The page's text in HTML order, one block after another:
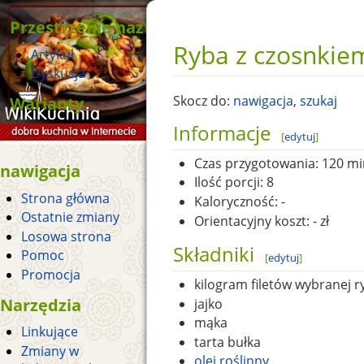
Ryba z
Skocz do: nawigacja, szukaj
Informacje [edytuj]
Czas przygotowania: 120
Ilość porcji: 8
Kaloryczność: -
Orientacyjny koszt: - zł
Składniki [edytuj]
kilogram filetów wybranej
jajko
mąka
tarta bułka
Przestrzenie nazw
Artykuł
Dyskusja
Warianty
nawigacja
Strona główna
Ostatnie zmiany
Losowa strona
Pomoc
Promocja
Narzędzia
Linkujące
Zmiany w